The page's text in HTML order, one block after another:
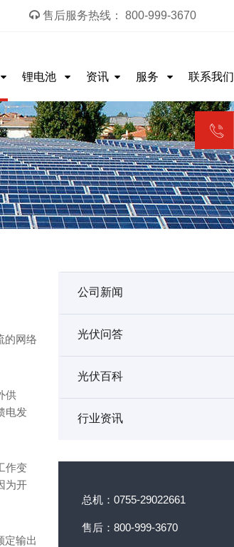
售后服务热线： 800-999-3670
锂电池 资讯 服务 联系我们
的网络
供
电发
作变
为开
定输出
公司新闻
光伏问答
光伏百科
行业资讯
总机：0755-29022661
售后：800-999-3670